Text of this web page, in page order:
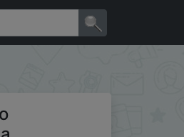
вентилятор, портативный/